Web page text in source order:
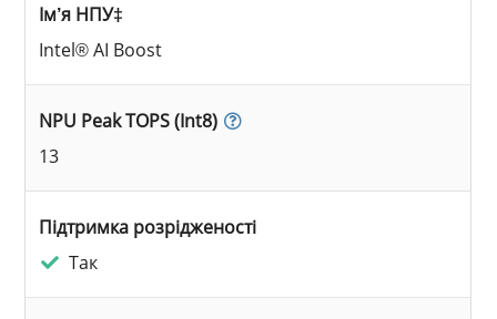
Ім’я НПУ‡
Intel® AI Boost
NPU Peak TOPS (Int8)
13
Підтримка розрідженості
Так